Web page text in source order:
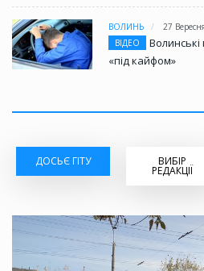
ВОЛИНЬ
27
ВІДЕО
«під кайфом»
ДОСЬЄ ГІТУ ВИБІР
РЕДАКЦІЇ